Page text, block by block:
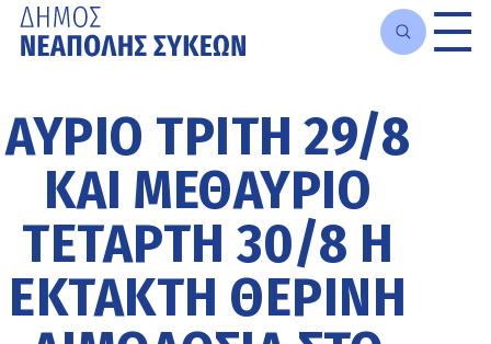
κυρίως
περιεχόμενο
ΑΎΡΙΟ ΤΡΊΤΗ 29/8
ΚΑΙ ΜΕΘΑΎΡΙΟ
ΤΕΤΆΡΤΗ 30/8 Η
ΈΚΤΑΚΤΗ ΘΕΡΙΝΉ